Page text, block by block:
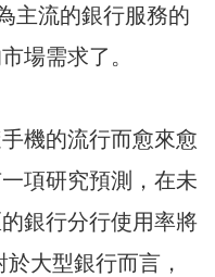
主流的銀行服務的
場需求了。
機的流行而愈來愈
項研究預測，在未
銀行分行使用率將
大型銀行而言，